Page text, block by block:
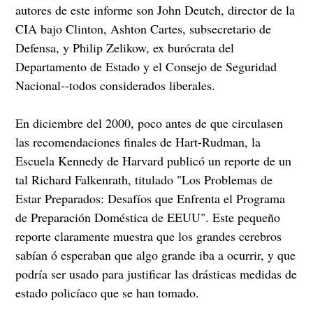
autores de este informe son John Deutch, director de la
CIA bajo Clinton, Ashton Cartes, subsecretario de
Defensa, y Philip Zelikow, ex burócrata del
Departamento de Estado y el Consejo de Seguridad
Nacional--todos considerados liberales.
En diciembre del 2000, poco antes de que circulasen
las recomendaciones finales de Hart-Rudman, la
Escuela Kennedy de Harvard publicó un reporte de un
tal Richard Falkenrath, titulado "Los Problemas de
Estar Preparados: Desafíos que Enfrenta el Programa
de Preparación Doméstica de EEUU". Este pequeño
reporte claramente muestra que los grandes cerebros
sabían ó esperaban que algo grande iba a ocurrir, y que
podría ser usado para justificar las drásticas medidas de
estado policíaco que se han tomado.